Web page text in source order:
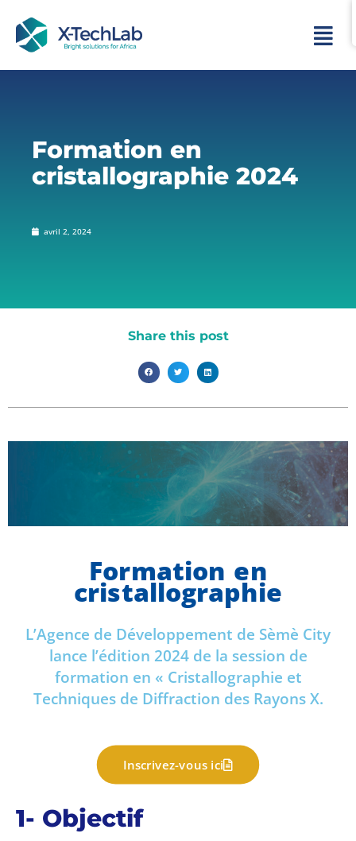
Formation en
cristallographie 2024
avril 2, 2024
Share this post
Formation en
cristallographie
L’Agence de Développement de Sèmè City
lance l’édition 2024 de la session de
formation en « Cristallographie et
Techniques de Diffraction des Rayons X.
Inscrivez-vous ici
1- Objectif